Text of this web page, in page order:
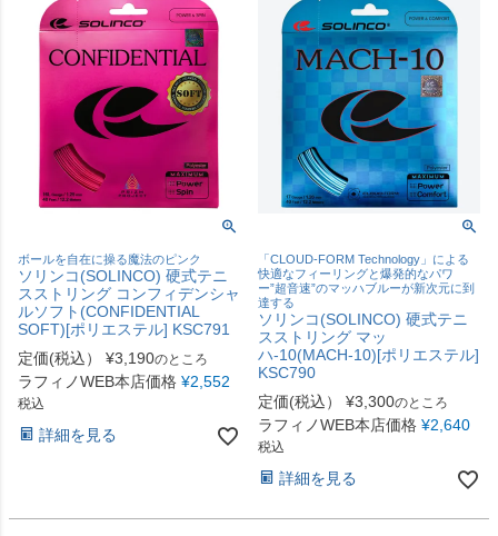
ボールを自在に操る魔法のピンク
ソリンコ(SOLINCO) 硬式テニ
スストリング コンフィデンシャ
ルソフト(CONFIDENTIAL
SOFT)[ポリエステル] KSC791
定価(税込）
¥3,190のところ
ラフィノWEB本店価格 ¥2,552
税込
詳細を見る
「CLOUD-FORM Technology」による
快適なフィーリングと爆発的なパワ
ー”超音速”のマッハブルーが新次元に到
達する
ソリンコ(SOLINCO) 硬式テニ
スストリング マッ
ハ-10(MACH-10)[ポリエステル]
KSC790
定価(税込）
¥3,300のところ
ラフィノWEB本店価格 ¥2,640
税込
詳細を見る